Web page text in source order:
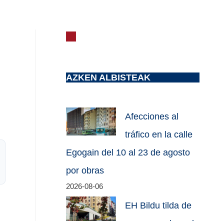
AZKEN ALBISTEAK
Afecciones al
tráfico en la calle
Egogain del 10 al 23 de agosto
por obras
2026-08-06
EH Bildu tilda de